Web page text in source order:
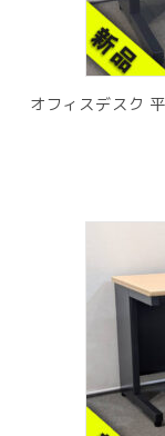
オフィスデスク